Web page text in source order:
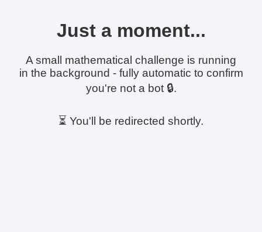
Just a moment...
A small mathematical challenge is running
in the background - fully automatic to confirm
you're not a bot 🔒.
⏳ You'll be redirected shortly.